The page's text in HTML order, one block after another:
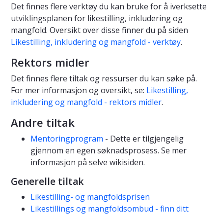
Det finnes flere verktøy du kan bruke for å iverksette
utviklingsplanen for likestilling, inkludering og
mangfold. Oversikt over disse finner du på siden
Likestilling, inkludering og mangfold - verktøy.
Rektors midler
Det finnes flere tiltak og ressurser du kan søke på.
For mer informasjon og oversikt, se: Likestilling,
inkludering og mangfold - rektors midler.
Andre tiltak
Mentoringprogram - Dette er tilgjengelig
gjennom en egen søknadsprosess. Se mer
informasjon på selve wikisiden.
Generelle tiltak
Likestilling- og mangfoldsprisen
Likestillings og mangfoldsombud - finn ditt